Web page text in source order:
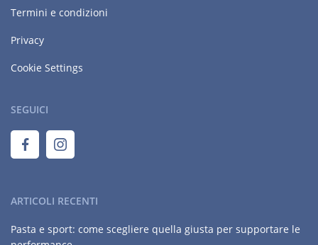
Termini e condizioni
Privacy
Cookie Settings
SEGUICI
ARTICOLI RECENTI
Pasta e sport: come scegliere quella giusta per supportare le